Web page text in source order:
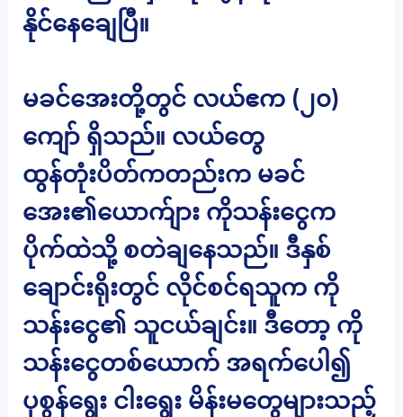
နိုင်နေချေပြီ။
မခင်အေးတို့တွင် လယ်ဧက (၂၀)
ကျော် ရှိသည်။ လယ်တွေ
ထွန်တုံးပိတ်ကတည်းက မခင်
အေး၏ယောက်ျား ကိုသန်းငွေက
ပိုက်ထဲသို့ စတဲချနေသည်။ ဒီနှစ်
ချောင်းရိုးတွင် လိုင်စင်ရသူက ကို
သန်းငွေ၏ သူငယ်ချင်း။ ဒီတော့ ကို
သန်းငွေတစ်ယောက် အရက်ပေါ၍
ပုစွန်ရွေး ငါးရွေး မိန်းမတွေများသည့်